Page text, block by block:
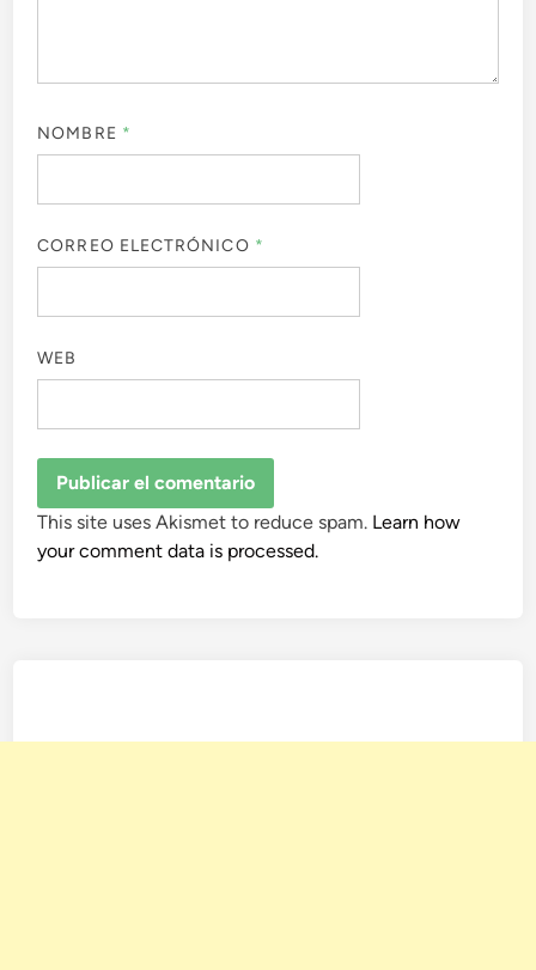
NOMBRE *
CORREO ELECTRÓNICO *
WEB
This site uses Akismet to reduce spam. Learn how
your comment data is processed.